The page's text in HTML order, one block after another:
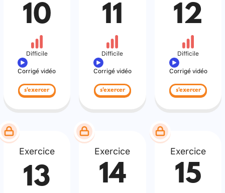
10
Difficile
Corrigé vidéo
s'exercer
11
Difficile
Corrigé vidéo
s'exercer
12
Difficile
Corrigé vidéo
s'exercer
Exercice
13
Exercice
14
Exercice
15